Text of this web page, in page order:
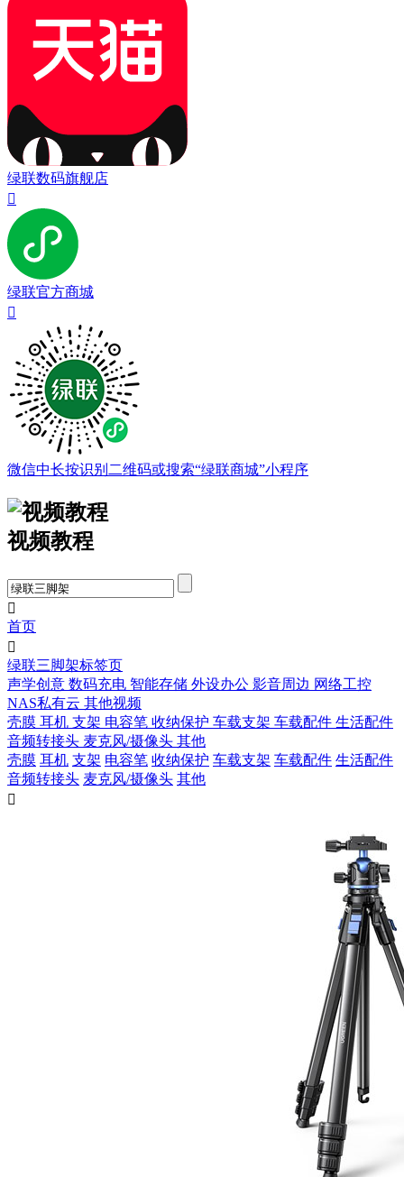
绿联数码旗舰店

绿联官方商城

微信中长按识别二维码或搜索“绿联商城”小程序
视频教程

首页

绿联三脚架标签页
声学创意 数码充电 智能存储 外设办公 影音周边 网络工控
NAS私有云 其他视频
壳膜 耳机 支架 电容笔 收纳保护 车载支架 车载配件 生活配件
音频转接头 麦克风/摄像头 其他
壳膜 耳机 支架 电容笔 收纳保护 车载支架 车载配件 生活配件
音频转接头 麦克风/摄像头 其他
